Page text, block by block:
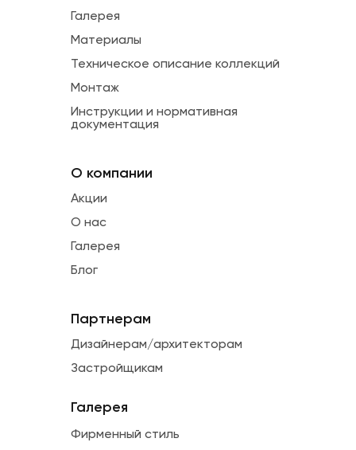
Галерея
Материалы
Техническое описание коллекций
Монтаж
Инструкции и нормативная
документация
О компании
Акции
О нас
Галерея
Блог
Партнерам
Дизайнерам/архитекторам
Застройщикам
Галерея
Фирменный стиль